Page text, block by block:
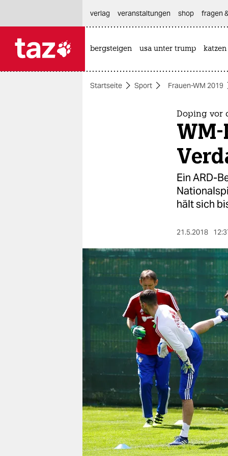
themen
nord
wahrheit
verlag
veranstaltungen
fragen & hilfe
unterstützen
abo
genossenschaft
verlag
veranstaltungen shop fragen
bergsteigen usa unter trump katzen
Startseite Sport Frauen-WM 2019
Doping vor
Ein ARD-
hält sich
21.5.2018